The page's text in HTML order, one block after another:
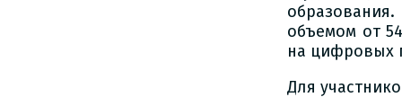
объемом от
на цифровых
Для